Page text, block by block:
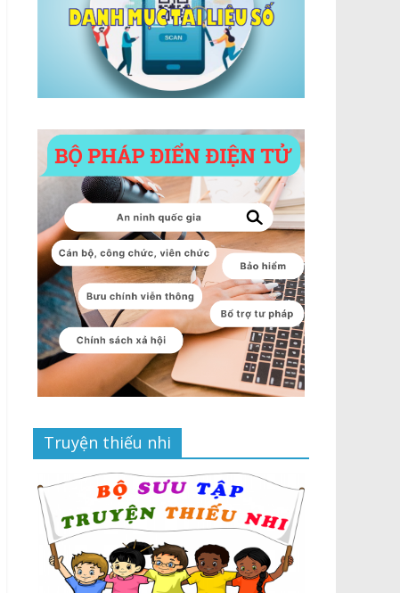
Truyện thiếu nhi